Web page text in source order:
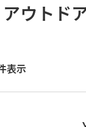
アウトド
表示